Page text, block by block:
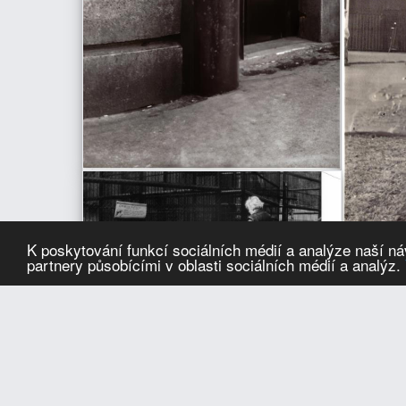
K poskytování funkcí sociálních médií a analýze naší
partnery působícími v oblasti sociálních médií a analýz.